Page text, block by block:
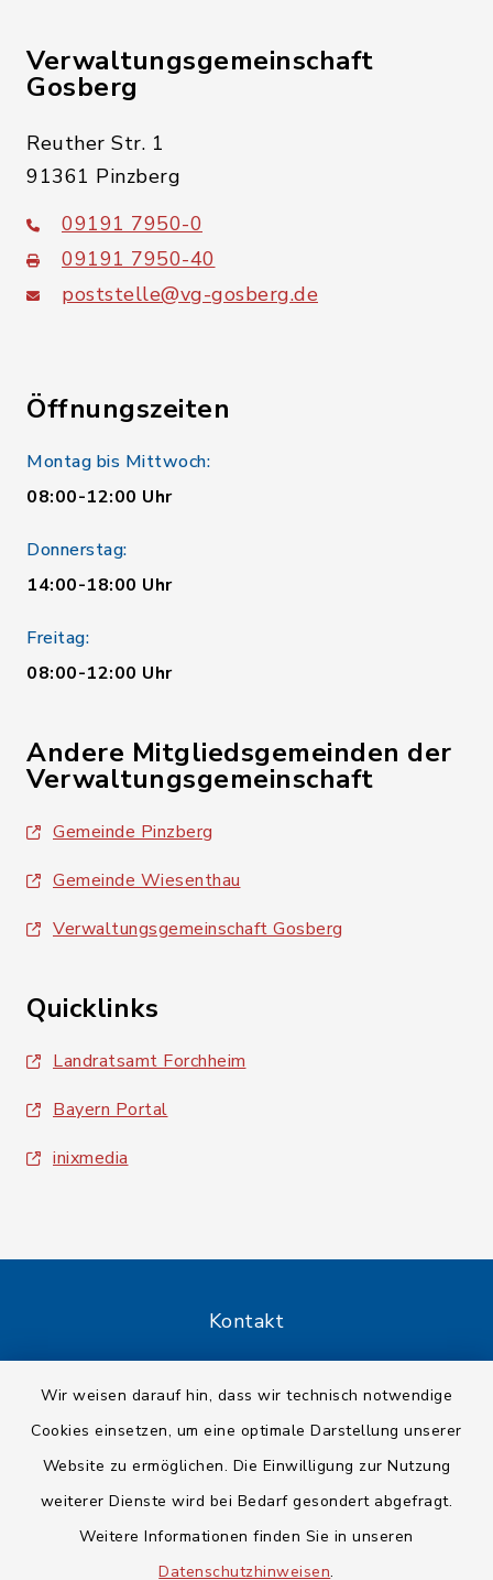
Wir weisen darauf hin, dass wir technisch notwendige
Cookies einsetzen, um eine optimale Darstellung unserer
Website zu ermöglichen. Die Einwilligung zur Nutzung
weiterer Dienste wird bei Bedarf gesondert abgefragt.
Weitere Informationen finden Sie in unseren
Datenschutzhinweisen.
Verwaltungsgemeinschaft
Gosberg
Reuther Str. 1
91361 Pinzberg
09191 7950-0
09191 7950-40
poststelle@vg-gosberg.de
Öffnungszeiten
Montag bis Mittwoch:
08:00-12:00 Uhr
Donnerstag:
14:00-18:00 Uhr
Freitag:
08:00-12:00 Uhr
Andere Mitgliedsgemeinden der
Verwaltungsgemeinschaft
Gemeinde Pinzberg
Gemeinde Wiesenthau
Verwaltungsgemeinschaft Gosberg
Quicklinks
Landratsamt Forchheim
Bayern Portal
inixmedia
Kontakt
Datenschutz
Impressum
Sitemap